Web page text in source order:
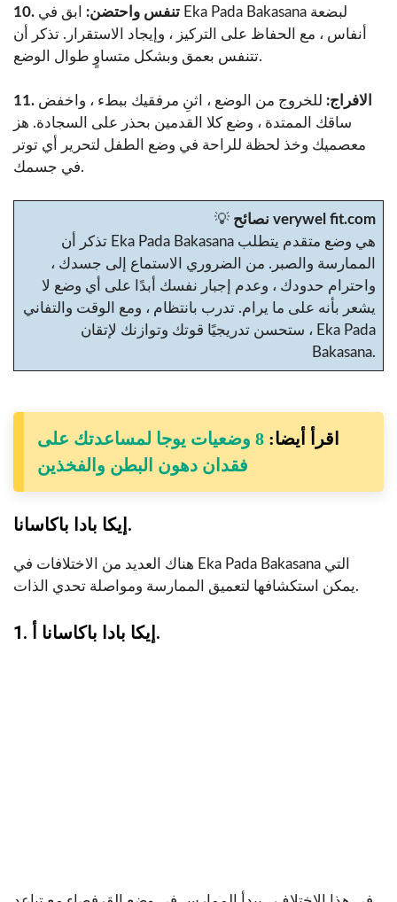
10. تنفس واحتضن:
ابق في Eka Pada Bakasana لبضعة
أنفاس ، مع الحفاظ على التركيز ، وإيجاد الاستقرار. تذكر أن
تتنفس بعمق وبشكل متساوٍ طوال الوضع.
11. الافراج: للخروج من الوضع ، اثنِ مرفقيك ببطء ، واخفض
ساقك الممتدة ، وضع كلا القدمين بحذر على السجادة. هز
معصميك وخذ لحظة للراحة في وضع الطفل لتحرير أي توتر
في جسمك.
💡
نصائح verywel fit.com
تذكر أن Eka Pada Bakasana هي وضع متقدم يتطلب
الممارسة والصبر. من الضروري الاستماع إلى جسدك ،
واحترام حدودك ، وعدم إجبار نفسك أبدًا على أي وضع لا
يشعر بأنه على ما يرام. تدرب بانتظام ، ومع الوقت والتفاني
، ستحسن تدريجيًا قوتك وتوازنك لإتقان Eka Pada
Bakasana.
اقرأ أيضا:
8 وضعيات يوجا لمساعدتك على
فقدان دهون البطن والفخذين
إيكا بادا باكاسانا.
هناك العديد من الاختلافات في Eka Pada Bakasana التي
يمكن استكشافها لتعميق الممارسة ومواصلة تحدي الذات.
1. إيكا بادا باكاسانا أ.